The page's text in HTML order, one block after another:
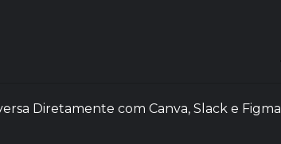
Diretamente com Canva, Slack e Figma